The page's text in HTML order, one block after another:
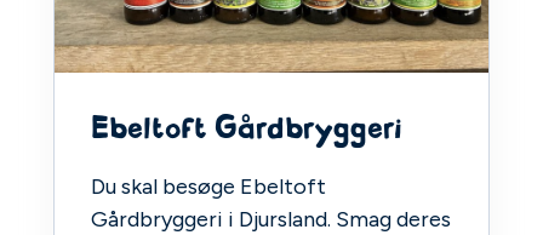
Ebeltoft Gårdbryggeri
Du skal besøge Ebeltoft
Gårdbryggeri i Djursland. Smag deres